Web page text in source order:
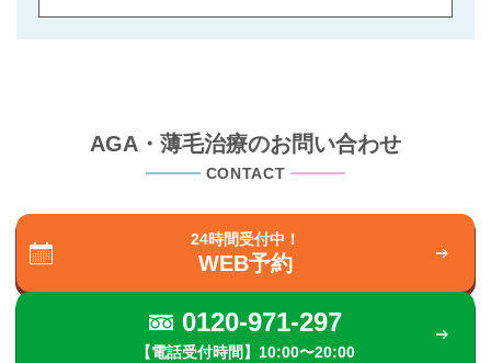
AGA・薄毛治療のお問い合わせ
CONTACT
24時間受付中！
WEB予約
0120-971-297
【電話受付時間】10:00〜20:00